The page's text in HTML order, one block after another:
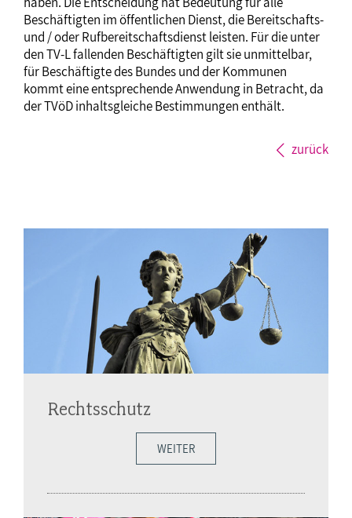
Beschäftigten im öffentlichen Dienst, die Bereitschafts-
und / oder Rufbereitschaftsdienst leisten. Für die unter
den TV-L fallenden Beschäftigten gilt sie unmittelbar,
für Beschäftigte des Bundes und der Kommunen
kommt eine entsprechende Anwendung in Betracht, da
der TVöD inhaltsgleiche Bestimmungen enthält.
zurück
Rechtsschutz
WEITER